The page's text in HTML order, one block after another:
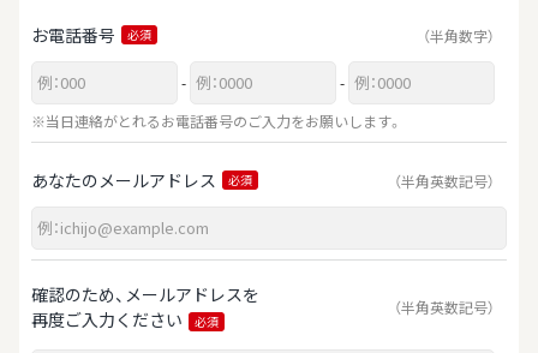
お電話番号 必須 （半角数字）
-
-
※当日連絡がとれるお電話番号のご入力をお願いします。
あなたのメールアドレス 必須 （半角英数記号）
確認のため、メールアドレスを
再度ご入力ください
必須
（半角英数記号）